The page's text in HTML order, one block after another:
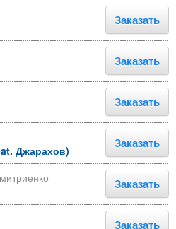
Заказать
Заказать
Заказать
Джарахов)
Заказать
Заказать
Заказать